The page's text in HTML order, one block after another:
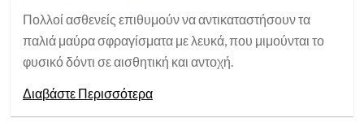
Πολλοί ασθενείς επιθυμούν να αντικαταστήσουν τα
παλιά μαύρα σφραγίσματα με λευκά, που μιμούνται το
φυσικό δόντι σε αισθητική και αντοχή.
Διαβάστε Περισσότερα